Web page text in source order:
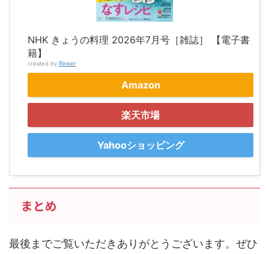
NHK きょうの料理 2026年7月号［雑誌］ 【電子書
籍】
created by Rinker
Amazon
楽天市場
Yahooショッピング
まとめ
最後までご覧いただきありがとうございます。ぜひ